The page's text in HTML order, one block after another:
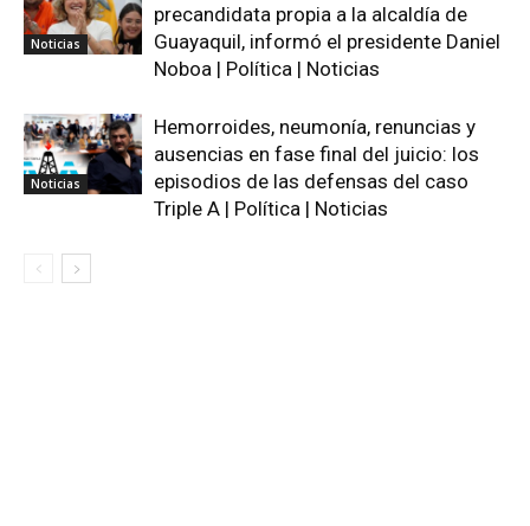
Noticias
precandidata propia a la alcaldía de
Guayaquil, informó el presidente Daniel
Noboa | Política | Noticias
Noticias
Hemorroides, neumonía, renuncias y
ausencias en fase final del juicio: los
episodios de las defensas del caso
Triple A | Política | Noticias